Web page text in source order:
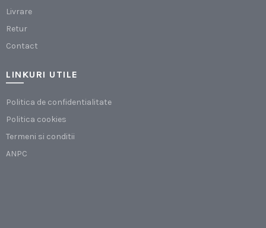
Livrare
Retur
Contact
LINKURI UTILE
Politica de confidentialitate
Politica cookies
Termeni si conditii
ANPC